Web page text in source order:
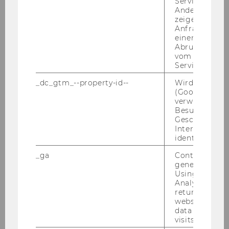
(3) An Ab­sol­ven­tin­nen bzw. Ab­sol­ven­ten, die
vor In-​Kraft-Treten des Bun­des­ge­set­zes BGBl. I,
Nr. 74/2006 das Ma­gis­ter­stu­di­um Wirt­schafts­
in­for­ma­tik be­gon­nen haben, ist wei­ter­hin der
aka­de­mi­sche Grad "Ma­gis­tra bzw. Ma­gis­ter
der Sozial-​ und Wirt­schafts­wis­sen­schaf­ten",
ab­ge­kürzt "Mag.rer.soc.oec." zu ver­lei­hen. Über
An­trag ist an­stel­le die­ses aka­de­mi­schen Gra­
des der aka­de­mi­sche Grad "Mas­ter of Sci­ence
(WU)", ab­ge­kürzt "MSc (WU)", zu ver­lei­hen.
Mitteilungsblatt vom 31. Jänner 2007, 21.
Festlegung der Kategorien für die
Andere
zeigen Opt-
Anfrage im
einen Fehler
Abrufen
vom AMP
Service an.
_dc_gtm_--property-id--
Wird von
(Google Tag
verwendet,
Besucher
Geschlecht
Interessen zu
identifizieren.
_ga
Contains a
generated
Using this
Analytics can
returning
website and
data from
visits.